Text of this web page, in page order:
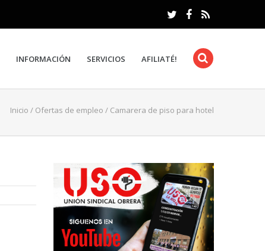
INFORMACIÓN SERVICIOS AFILIATÉ!
Inicio / Ofertas de empleo / Camarera de piso para hotel